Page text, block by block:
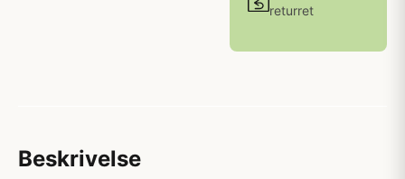
returret
Beskrivelse